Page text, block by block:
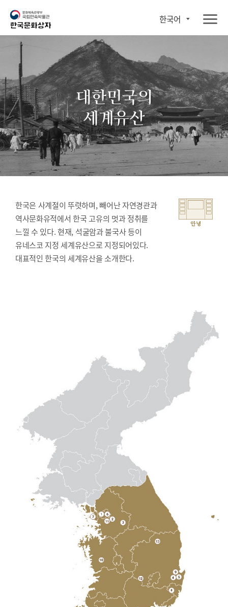
한국어
대한민국의
세계유산
한국은 사계절이 뚜렷하며, 빼어난 자연경관과
역사문화유적에서 한국 고유의 멋과 정취를
느낄 수 있다. 현재, 석굴암과 불국사 등이
유네스코 지정 세계유산으로 지정되어있다.
대표적인 한국의 세계유산을 소개한다.
안녕